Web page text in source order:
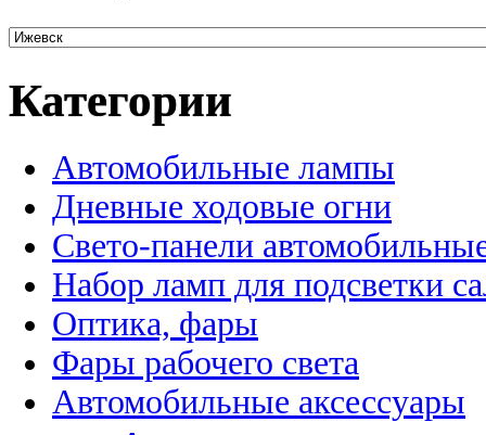
Категории
Автомобильные лампы
Дневные ходовые огни
Свето-панели
Набор ламп для подсветки
Оптика, фары
Фары рабочего света
Автомобильные аксессуары